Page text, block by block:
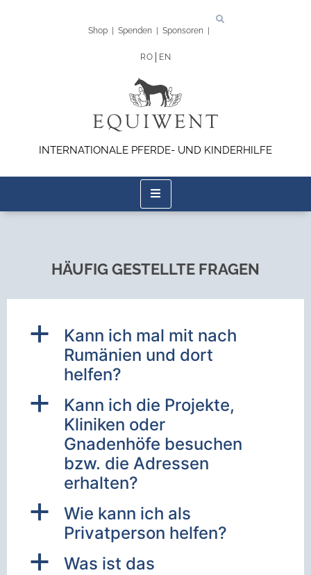
Shop Spenden Sponsoren
INTERNATIONALE PFERDE- UND KINDERHILFE
RO EN
HÄUFIG GESTELLTE FRAGEN
a
Kann ich mal mit nach
Rumänien und dort
helfen?
a
Kann ich die Projekte,
Kliniken oder
Gnadenhöfe besuchen
bzw. die Adressen
erhalten?
a
Wie kann ich als
Privatperson helfen?
a
Was ist das